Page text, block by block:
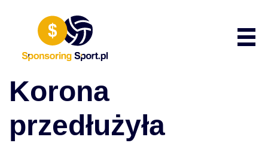
Korona
przedłużyła